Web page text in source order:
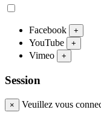
Facebook +
YouTube +
Vimeo +
Session
× Veuillez vous